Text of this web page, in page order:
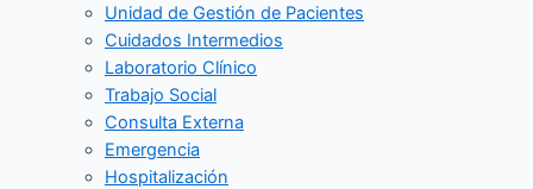
Unidad de Gestión de Pacientes
Cuidados Intermedios
Laboratorio Clínico
Trabajo Social
Consulta Externa
Emergencia
Hospitalización